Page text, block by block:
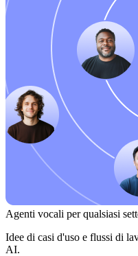
Agenti vocali per qualsiasi
Idee di casi d'uso e flussi di
AI.